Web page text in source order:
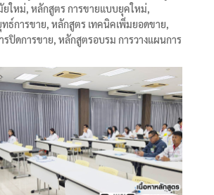
ยใหม่, หลักสูตร การขายแบบยุคใหม่,
ธ์การขาย, หลักสูตร เทคนิคเพิ่มยอดขาย,
ปิดการขาย, หลักสูตรอบรม การวางแผนการ